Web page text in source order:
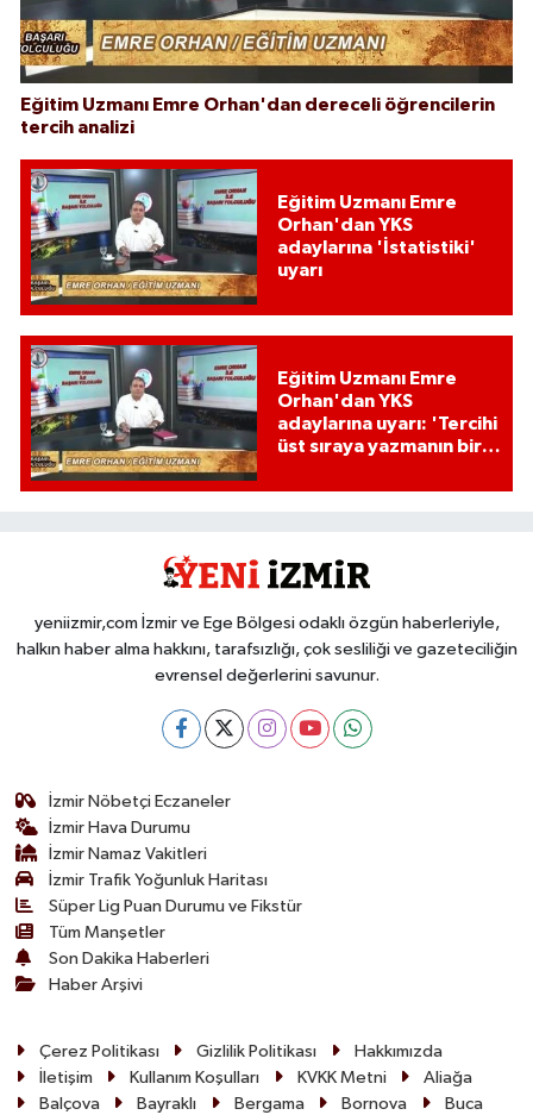
Eğitim Uzmanı Emre Orhan'dan dereceli öğrencilerin
tercih analizi
Eğitim Uzmanı Emre
Orhan'dan YKS
adaylarına 'İstatistiki'
uyarı
Eğitim Uzmanı Emre
Orhan'dan YKS
adaylarına uyarı: 'Tercihi
üst sıraya yazmanın bir
yeniizmir,com İzmir ve Ege Bölgesi odaklı özgün haberleriyle,
halkın haber alma hakkını, tarafsızlığı, çok sesliliği ve gazeteciliğin
evrensel değerlerini savunur.
İzmir Nöbetçi Eczaneler
İzmir Hava Durumu
İzmir Namaz Vakitleri
İzmir Trafik Yoğunluk Haritası
Süper Lig Puan Durumu ve Fikstür
Tüm Manşetler
Son Dakika Haberleri
Haber Arşivi
Çerez Politikası Gizlilik Politikası
Hakkımızda
İletişim
Kullanım Koşulları KVKK Metni
Aliağa
Balçova
Bayraklı Bergama Bornova Buca